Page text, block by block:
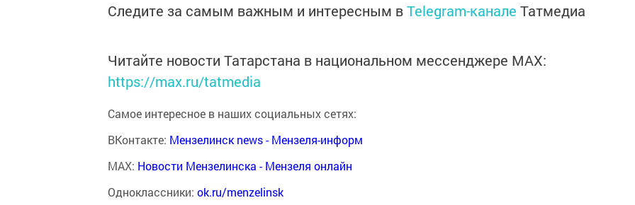
Следите за самым важным и интересным вTelegram-канале Татмедиа
Читайте новости Татарстана в национальном мессенджере MАХ:
https://max.ru/tatmedia
Самое интересное в наших социальных сетях:
ВКонтакте: Мензелинск news - Мензеля-информ
MAX: Новости Мензелинска - Мензеля онлайн
Одноклассники: ok.ru/menzelinsk